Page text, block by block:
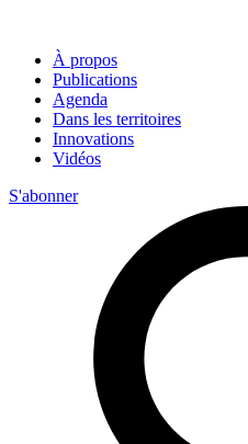
À propos
Publications
Agenda
Dans les territoires
Innovations
Vidéos
S'abonner